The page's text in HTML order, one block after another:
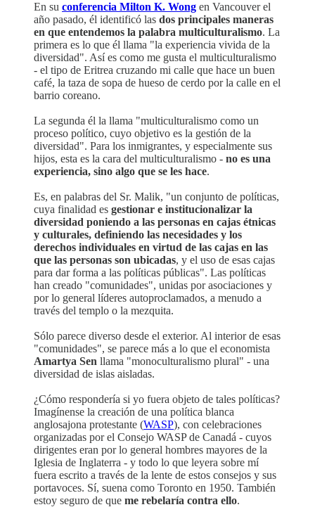
En su conferencia Milton K. Wong en Vancouver el
año pasado, él identificó las dos principales maneras
en que entendemos la palabra multiculturalismo. La
primera es lo que él llama "la experiencia vivida de la
diversidad". Así es como me gusta el multiculturalismo
- el tipo de Eritrea cruzando mi calle que hace un buen
café, la taza de sopa de hueso de cerdo por la calle en el
barrio coreano.
La segunda él la llama "multiculturalismo como un
proceso político, cuyo objetivo es la gestión de la
diversidad". Para los inmigrantes, y especialmente sus
hijos, esta es la cara del multiculturalismo - no es una
experiencia, sino algo que se les hace.
Es, en palabras del Sr. Malik, "un conjunto de políticas,
cuya finalidad es gestionar e institucionalizar la
diversidad poniendo a las personas en cajas étnicas
y culturales, definiendo las necesidades y los
derechos individuales en virtud de las cajas en las
que las personas son ubicadas, y el uso de esas cajas
para dar forma a las políticas públicas". Las políticas
han creado "comunidades", unidas por asociaciones y
por lo general líderes autoproclamados, a menudo a
través del templo o la mezquita.
Sólo parece diverso desde el exterior. Al interior de esas
"comunidades", se parece más a lo que el economista
Amartya Sen llama "monoculturalismo plural" - una
diversidad de islas aisladas.
¿Cómo respondería si yo fuera objeto de tales políticas?
Imagínense la creación de una política blanca
anglosajona protestante (WASP), con celebraciones
organizadas por el Consejo WASP de Canadá - cuyos
dirigentes eran por lo general hombres mayores de la
Iglesia de Inglaterra - y todo lo que leyera sobre mí
fuera escrito a través de la lente de estos consejos y sus
portavoces. Sí, suena como Toronto en 1950. También
estoy seguro de que me rebelaría contra ello.